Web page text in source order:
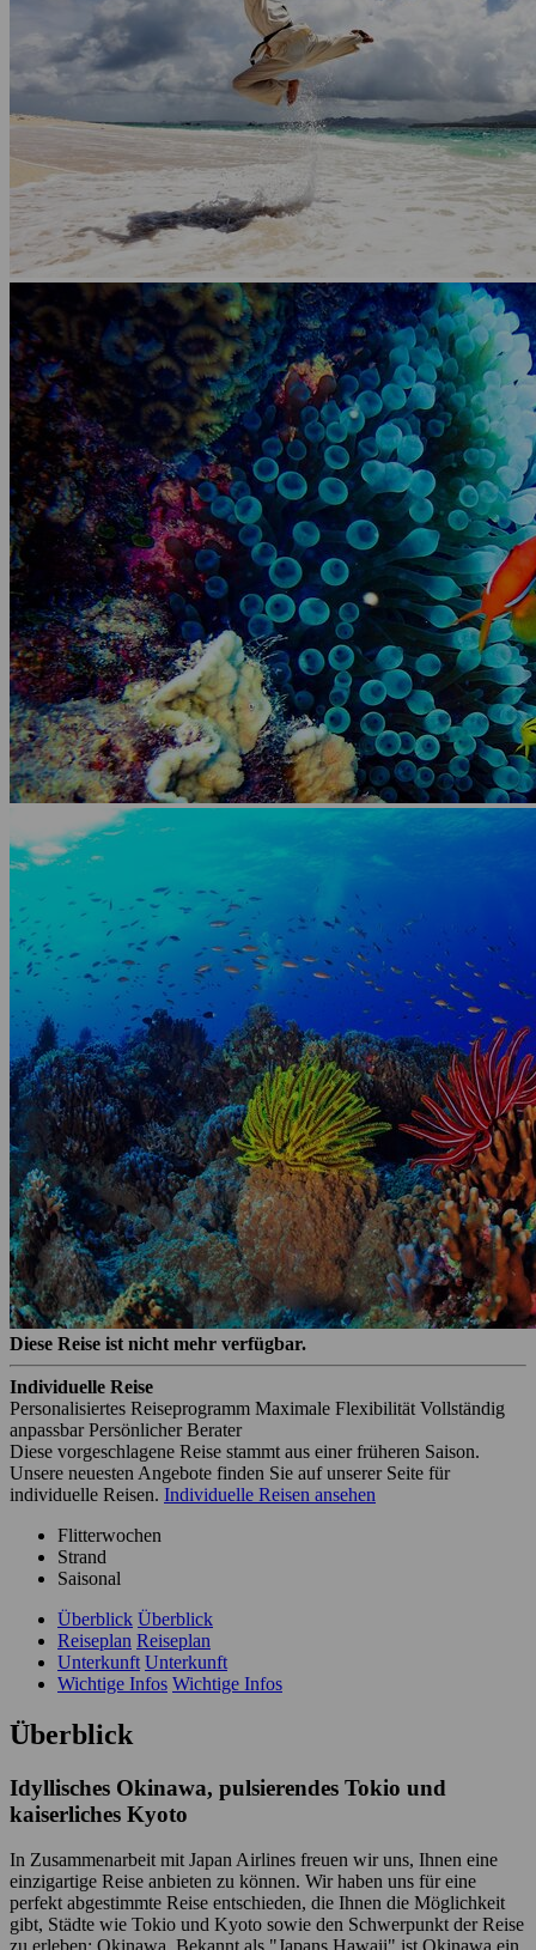
Diese Reise ist nicht mehr verfügbar.
Individuelle Reise
Personalisiertes Reiseprogramm Maximale Flexibilität Vollständig
anpassbar Persönlicher Berater
Diese vorgeschlagene Reise stammt aus einer früheren Saison.
Unsere neuesten Angebote finden Sie auf unserer Seite für
individuelle Reisen. Individuelle Reisen ansehen
Flitterwochen
Strand
Saisonal
Überblick Überblick
Reiseplan Reiseplan
Unterkunft Unterkunft
Wichtige Infos Wichtige Infos
Überblick
Idyllisches Okinawa, pulsierendes Tokio und
kaiserliches Kyoto
In Zusammenarbeit mit Japan Airlines freuen wir uns, Ihnen eine
einzigartige Reise anbieten zu können. Wir haben uns für eine
perfekt abgestimmte Reise entschieden, die Ihnen die Möglichkeit
gibt, Städte wie Tokio und Kyoto sowie den Schwerpunkt der Reise